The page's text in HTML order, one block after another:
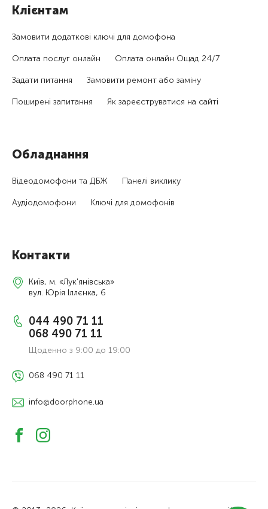
Клієнтам
Замовити додаткові ключі для домофона
Оплата послуг онлайн Оплата онлайн Ощад 24/7
Задати питання Замовити ремонт або заміну
Поширені запитання Як зареєструватися на сайті
Обладнання
Відеодомофони та ДБЖ Панелі виклику
Аудіодомофони Ключі для домофонів
Контакти
Київ, м. «Лук'янівська»
вул. Юрія Іллєнка, 6
044 490 71 11
068 490 71 11
Щоденно з 9:00 до 19:00
068 490 71 11
info@doorphone.ua